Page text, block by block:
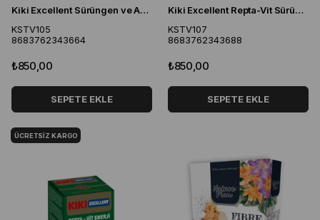
Kiki Excellent Sürüngen ve Amfibiler İçin Fosfor Kalsiyum Tozu 100 Gr
KSTV105
8683762343664
₺850,00
SEPETE EKLE
Kiki Excellent Repta-Vit Sürüngen Muzlu Kalsiyum Vitamini 100gr
KSTV107
8683762343688
₺850,00
SEPETE EKLE
ÜCRETSIZ KARGO